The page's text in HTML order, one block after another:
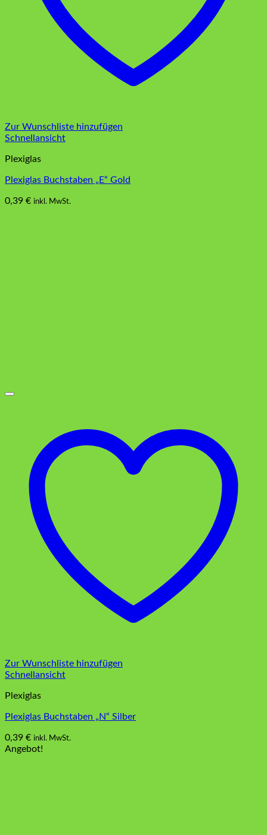
Zur Wunschliste hinzufügen
Schnellansicht
Plexiglas
Plexiglas Buchstaben „E“ Gold
0,39 € inkl. MwSt.
Zur Wunschliste hinzufügen
Schnellansicht
Plexiglas
Plexiglas Buchstaben „N“ Silber
0,39 € inkl. MwSt.
Angebot!